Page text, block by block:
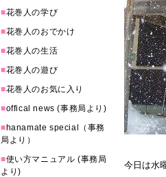
■花巻人の学び
■花巻人のおでかけ
■花巻人の生活
■花巻人の遊び
■花巻人のお気に入り
■offical news (事務局より)
■hanamate special（事務
局より）
■使い方マニュアル (事務局
より)
今日は水